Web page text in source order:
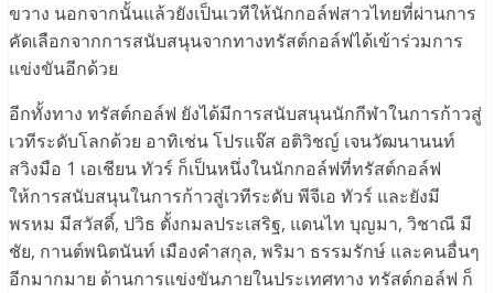
ขวาง นอกจากนั้นแล้วยังเป็นเวทีให้นักกอล์ฟสาวไทยที่ผ่านการ
คัดเลือกจากการสนับสนุนจากทางทรัสต์กอล์ฟได้เข้าร่วมการ
แข่งขันอีกด้วย
อีกทั้งทาง ทรัสต์กอล์ฟ ยังได้มีการสนับสนุนนักกีฬาในการก้าวสู่
เวทีระดับโลกด้วย อาทิเช่น โปรแจ๊ส อติวิชญ์ เจนวัฒนานนท์
สวิงมือ 1 เอเชียน ทัวร์ ก็เป็นหนึ่งในนักกอล์ฟที่ทรัสต์กอล์ฟ
ให้การสนับสนุนในการก้าวสู่เวทีระดับ พีจีเอ ทัวร์ และยังมี
พรหม มีสวัสดิ์, ปวิธ ตั้งกมลประเสริฐ, แดนไท บุญมา, วิชาณี มี
ชัย, กานต์พนิตนันท์ เมืองคำสกุล, พริมา ธรรมรักษ์ และคนอื่นๆ
อีกมากมาย ด้านการแข่งขันภายในประเทศทาง ทรัสต์กอล์ฟ ก็